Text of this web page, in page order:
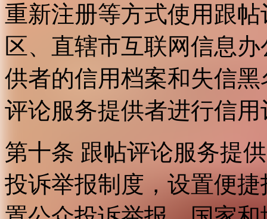
重新注册等方式使用跟
区、直辖市互联网信息
供者的信用档案和失信
评论服务提供者进行信用
第十条 跟帖评论服务提
投诉举报制度，设置便